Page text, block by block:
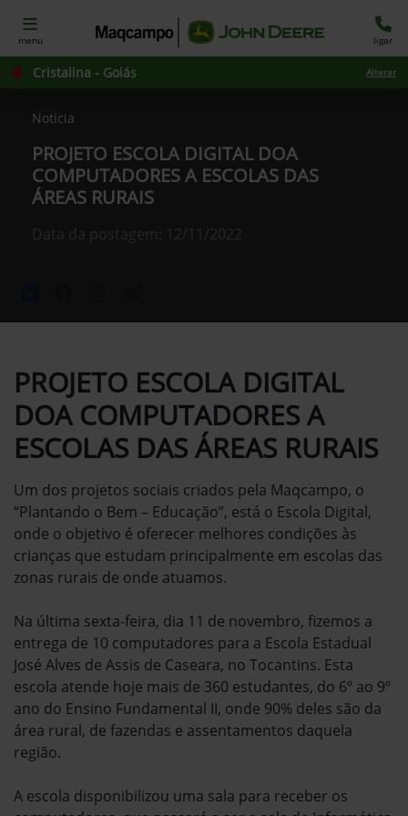
menu ligar
Cristalina - Goiás Alterar
Noticia
PROJETO ESCOLA DIGITAL DOA
COMPUTADORES A ESCOLAS DAS
ÁREAS RURAIS
Data da postagem: 12/11/2022
PROJETO ESCOLA DIGITAL
DOA COMPUTADORES A
ESCOLAS DAS ÁREAS RURAIS
Um dos projetos sociais criados pela Maqcampo, o
“Plantando o Bem – Educação”, está o Escola Digital,
onde o objetivo é oferecer melhores condições às
crianças que estudam principalmente em escolas das
zonas rurais de onde atuamos.
Na última sexta-feira, dia 11 de novembro, fizemos a
entrega de 10 computadores para a Escola Estadual
José Alves de Assis de Caseara, no Tocantins. Esta
escola atende hoje mais de 360 estudantes, do 6º ao 9º
ano do Ensino Fundamental II, onde 90% deles são da
área rural, de fazendas e assentamentos daquela
região.
A escola disponibilizou uma sala para receber os